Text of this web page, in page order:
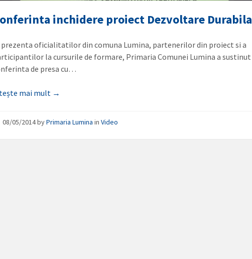
inchidere proiect Dezvoltare Durabila
prezenta oficialitatilor din comuna Lumina, partenerilor din proiect si a
la cursurile de formare, Primaria Comunei Lumina a sustinut
de presa cu…
mai mult →
08/05/2014byPrimaria Lumina inVideo